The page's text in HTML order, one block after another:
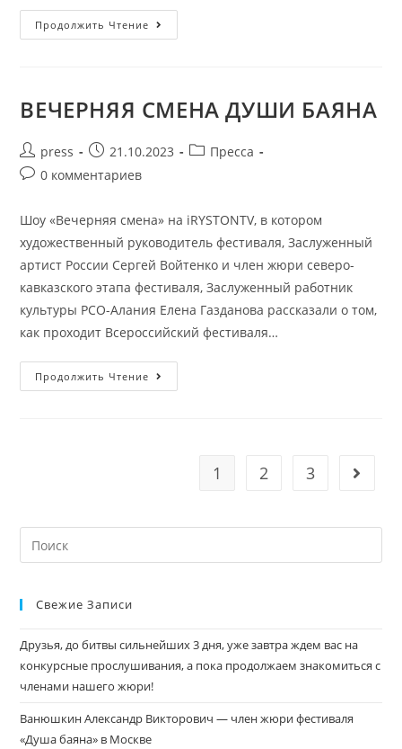
Продолжить Чтение
ВЕЧЕРНЯЯ СМЕНА ДУШИ БАЯНА
press 21.10.2023
Пресса
0 комментариев
Шоу «Вечерняя смена» на iRYSTONTV, в котором
художественный руководитель фестиваля, Заслуженный
артист России Сергей Войтенко и член жюри северо-
кавказского этапа фестиваля, Заслуженный работник
культуры РСО-Алания Елена Газданова рассказали о том,
как проходит Всероссийский фестиваля…
Продолжить Чтение
1 2 3
Свежие Записи
Друзья, до битвы сильнейших 3 дня, уже завтра ждем вас на
конкурсные прослушивания, а пока продолжаем знакомиться с
членами нашего жюри!
Ванюшкин Александр Викторович — член жюри фестиваля
«Душа баяна» в Москве